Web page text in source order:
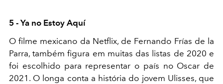
5 - Ya no Estoy Aquí
O filme mexicano da Netflix, de Fernando Frías de la
Parra, também figura em muitas das listas de 2020 e
foi escolhido para representar o país no Oscar de
2021. O longa conta a história do jovem Ulisses, que